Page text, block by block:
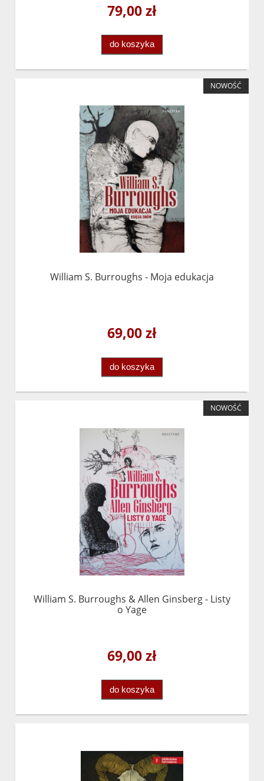
79,00 zł
do koszyka
William S. Burroughs - Moja edukacja
69,00 zł
do koszyka
NOWOŚĆ
William S. Burroughs & Allen Ginsberg - Listy
o Yage
69,00 zł
do koszyka
NOWOŚĆ